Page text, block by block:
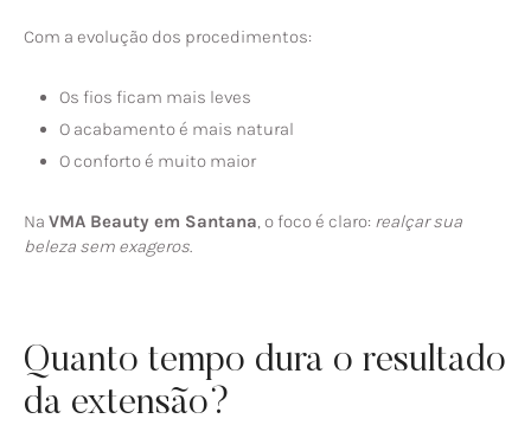
Com a evolução dos procedimentos:
Os fios ficam mais leves
O acabamento é mais natural
O conforto é muito maior
Na VMA Beauty em Santana, o foco é claro: realçar sua
beleza sem exageros.
Quanto tempo dura o resultado
da extensão?